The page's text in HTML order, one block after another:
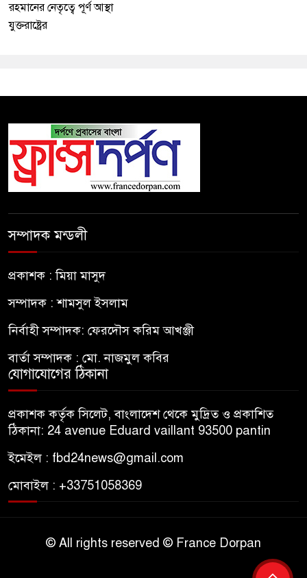
রহমানের নেতৃত্বে পূর্ণ আস্থা
যুক্তরাষ্ট্রের
সম্পাদক মন্ডলী
প্রকাশক : মিয়া মাসুদ
সম্পাদক : শামসুল ইসলাম
নির্বাহী সম্পাদক: ফেরদৌস করিম আখঞ্জী
বার্তা সম্পাদক : মো. নাজমুল কবির
যোগাযোগের ঠিকানা
প্রকাশক কর্তৃক সিলেট, বাংলাদেশ থেকে মুদ্রিত ও প্রকাশিত
ঠিকানা: 24 avenue Eduard vaillant 93500 pantin
ইমেইল : fbd24news@gmail.com
মোবাইল : +33751058369
© All rights reserved © France Dorpan